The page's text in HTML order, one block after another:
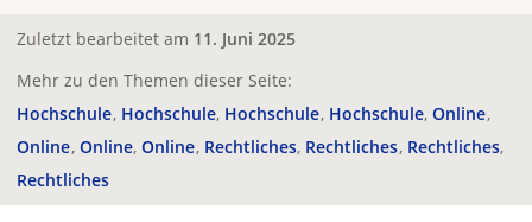
Zuletzt bearbeitet am 11. Juni 2025
Mehr zu den Themen dieser Seite:
Hochschule Hochschule Hochschule Hochschule Online
Online Online Online Rechtliches Rechtliches Rechtliches
Rechtliches